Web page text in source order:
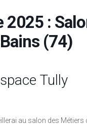
:
(74)
Tully
au salon des Métiers